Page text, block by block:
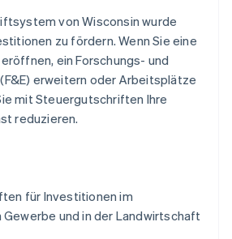
von Wisconsin wurde
zu fördern. Wenn Sie eine
ein Forschungs- und
erweitern oder Arbeitsplätze
mit Steuergutschriften Ihre
reduzieren.
für Investitionen im
und in der Landwirtschaft